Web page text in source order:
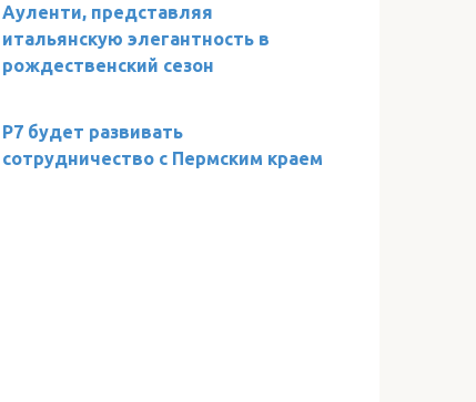
Ауленти, представляя
итальянскую элегантность в
рождественский сезон
Р7 будет развивать
сотрудничество с Пермским краем